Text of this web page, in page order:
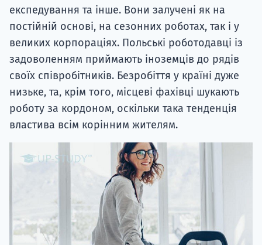
експедування та інше. Вони залучені як на
постійній основі, на сезонних роботах, так і у
великих корпораціях. Польські роботодавці із
задоволенням приймають іноземців до рядів
своїх співробітників. Безробіття у країні дуже
низьке, та, крім того, місцеві фахівці шукають
роботу за кордоном, оскільки така тенденція
властива всім корінним жителям.